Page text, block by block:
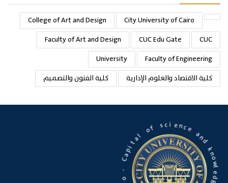
City University of Cairo
College of Art and Design
CUC
CUC Edu Gate
Faculty of Art and Design
Faculty of Engineering
University
كلية الاقتصاد والعلوم الإدارية
كلية الفنون والتصميم
-
C
p
i
t
a
l
ofs ie n ce and
k
n
o
wl
e
d
g
e